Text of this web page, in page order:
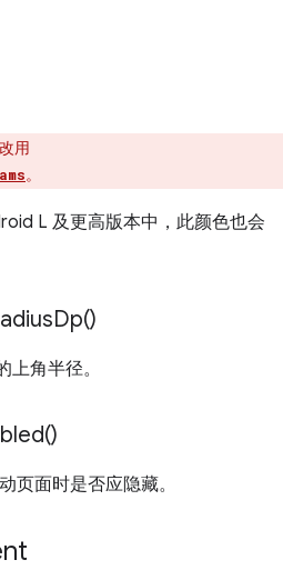
用
。
L 及更高版本中，此颜色也会
Dp()
角半径。
)
页面时是否应隐藏。